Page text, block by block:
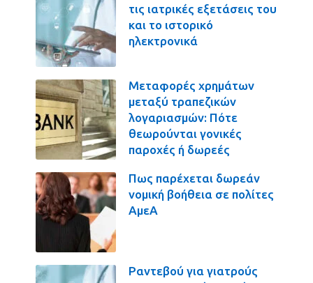
τις ιατρικές εξετάσεις του
και το ιστορικό
ηλεκτρονικά
Μεταφορές χρημάτων
μεταξύ τραπεζικών
λογαριασμών: Πότε
θεωρούνται γονικές
παροχές ή δωρεές
Πως παρέχεται δωρεάν
νομική βοήθεια σε πολίτες
ΑμεΑ
Ραντεβού για γιατρούς